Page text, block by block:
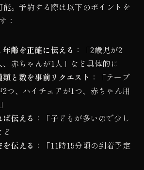
。予約する際は以下のポイントを
：
齢を正確に伝える ：「2歳児が2
、赤ちゃんが1人」など具体的に
と数を事前リクエスト ：「テーブ
つ、ハイチェアが1つ、赤ちゃん用
伝える ：「子どもが多いので少し
伝える ：「11時15分頃の到着予定